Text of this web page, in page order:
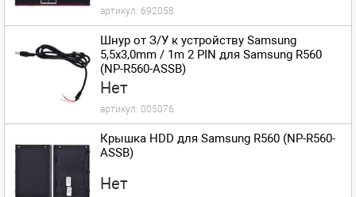
артикул: 692058
Шнур от З/У к устройству Samsung
5,5x3,0mm / 1m 2 PIN для Samsung R560
(NP-R560-ASSB)
Нет
артикул: 005076
Крышка HDD для Samsung R560 (NP-R560-
ASSB)
Нет